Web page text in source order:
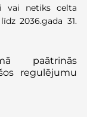
vai netiks celta
2036.gada 31.
paātrinās
regulējumu